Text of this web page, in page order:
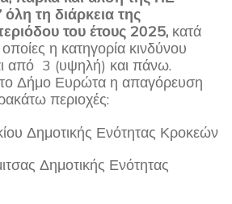
τη διάρκεια της
του έτους 2025, κατά
οποίες η κατηγορία κινδύνου
από 3 (υψηλή) και πάνω.
το Δήμο Ευρώτα η απαγόρευση
περιοχές:
Δημοτικής Ενότητας Κροκεών
Δημοτικής Ενότητας